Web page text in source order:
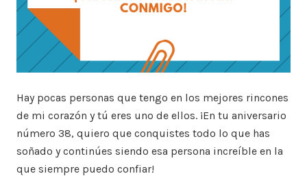
Hay pocas personas que tengo en los mejores rincones
de mi corazón y tú eres uno de ellos. ¡En tu aniversario
número 38, quiero que conquistes todo lo que has
soñado y continúes siendo esa persona increíble en la
que siempre puedo confiar!